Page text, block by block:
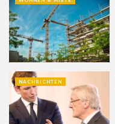
NACHRICHTEN